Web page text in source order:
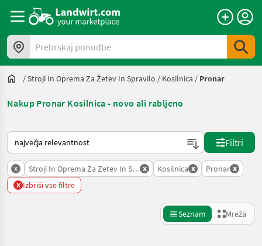
Prebrskaj ponudbe
/Stroji In Oprema Za Žetev In Spravilo / Kosilnica / Pronar
Nakup Pronar Kosilnica - novo ali rabljeno
Tako je razvrščeno na Landwirt.com
Filtri
x Stroji In Oprema Za Zetev In Spravilo
x Kosilnica x Pronar x
x Izbriši vse filtre
Seznam Mreža